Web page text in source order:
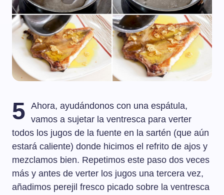
5
Ahora, ayudándonos con una espátula,
vamos a sujetar la ventresca para verter
todos los jugos de la fuente en la sartén (que aún
estará caliente) donde hicimos el refrito de ajos y
mezclamos bien. Repetimos este paso dos veces
más y antes de verter los jugos una tercera vez,
añadimos perejil fresco picado sobre la ventresca